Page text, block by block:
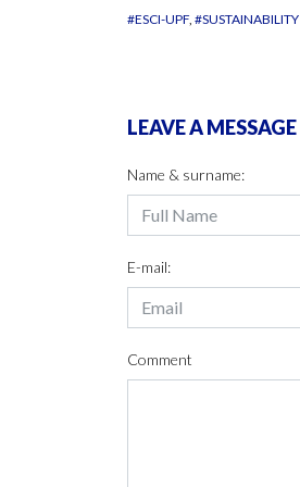
#ESCI-UPF #SUSTAINABILITY
LEAVE A MESSAGE
Name & surname:
E-mail:
Comment